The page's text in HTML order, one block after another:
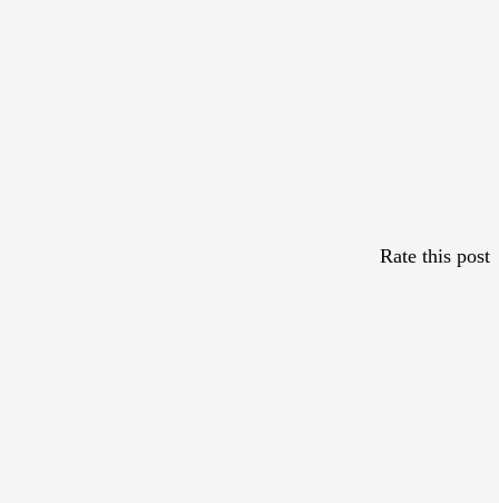
Rate this post